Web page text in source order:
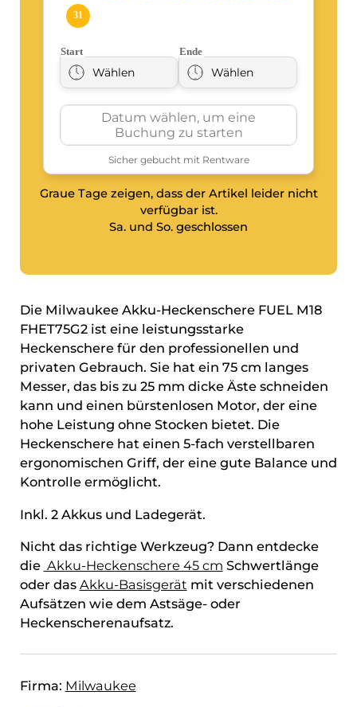
Graue Tage zeigen, dass der Artikel leider nicht
verfügbar ist.
Sa. und So. geschlossen
Die Milwaukee Akku-Heckenschere FUEL M18
FHET75G2 ist eine leistungsstarke
Heckenschere für den professionellen und
privaten Gebrauch. Sie hat ein 75 cm langes
Messer, das bis zu 25 mm dicke Äste schneiden
kann und einen bürstenlosen Motor, der eine
hohe Leistung ohne Stocken bietet. Die
Heckenschere hat einen 5-fach verstellbaren
ergonomischen Griff, der eine gute Balance und
Kontrolle ermöglicht.
Inkl. 2 Akkus und Ladegerät.
Nicht das richtige Werkzeug? Dann entdecke
die Akku-Heckenschere 45 cm Schwertlänge
oder das Akku-Basisgerät mit verschiedenen
Aufsätzen wie dem Astsäge- oder
Heckenscherenaufsatz.
Firma: Milwaukee